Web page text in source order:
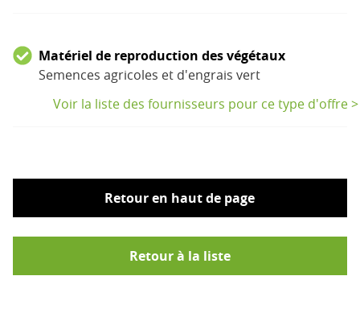
Matériel de reproduction des végétaux
Semences agricoles et d'engrais vert
Voir la liste des fournisseurs pour ce type d'offre >
Retour en haut de page
Retour à la liste